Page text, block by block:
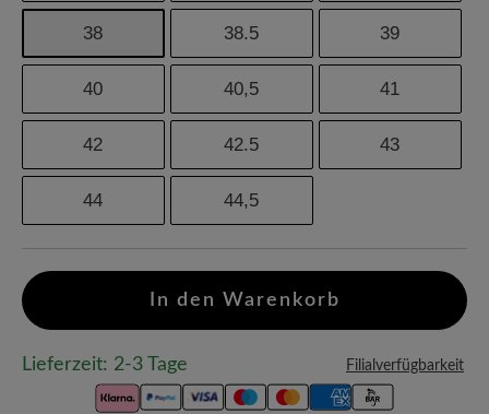
38 38.5 39
40 40,5 41
42 42.5 43
44 44,5
In den Warenkorb
Lieferzeit: 2-3 Tage Filialverfügbarkeit